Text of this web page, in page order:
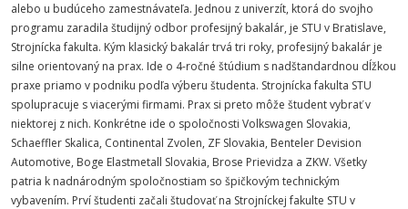
alebo u budúceho zamestnávateľa. Jednou z univerzít, ktorá do svojho
programu zaradila študijný odbor profesijný bakalár, je STU v Bratislave,
Strojnícka fakulta. Kým klasický bakalár trvá tri roky, profesijný bakalár je
silne orientovaný na prax. Ide o 4-ročné štúdium s nadštandardnou dĺžkou
praxe priamo v podniku podľa výberu študenta. Strojnícka fakulta STU
spolupracuje s viacerými firmami. Prax si preto môže študent vybrať v
niektorej z nich. Konkrétne ide o spoločnosti Volkswagen Slovakia,
Schaeffler Skalica, Continental Zvolen, ZF Slovakia, Benteler Devision
Automotive, Boge Elastmetall Slovakia, Brose Prievidza a ZKW. Všetky
patria k nadnárodným spoločnostiam so špičkovým technickým
vybavením. Prví študenti začali študovať na Strojníckej fakulte STU v